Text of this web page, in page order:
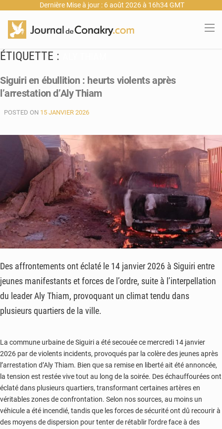
Dernière Mise à jour : 6 août 2026 à 16h34 GMT
ÉTIQUETTE :
Siguiri en ébullition : heurts violents après
l’arrestation d’Aly Thiam
POSTED ON 15 JANVIER 2026
Des affrontements ont éclaté le 14 janvier 2026 à Siguiri entre
jeunes manifestants et forces de l’ordre, suite à l’interpellation
du leader Aly Thiam, provoquant un climat tendu dans
plusieurs quartiers de la ville.
La commune urbaine de Siguiri a été secouée ce mercredi 14 janvier
2026 par de violents incidents, provoqués par la colère des jeunes après
l’arrestation d’Aly Thiam. Bien que sa remise en liberté ait été annoncée,
la tension est restée vive tout au long de la soirée. Des échauffourées ont
éclaté dans plusieurs quartiers, transformant certaines artères en
véritables zones de confrontation. Selon nos sources, au moins un
véhicule a été incendié, tandis que les forces de sécurité ont dû recourir à
des moyens de dispersion pour tenter de rétablir l’ordre face à des